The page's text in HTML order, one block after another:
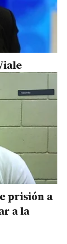
prisión a
a la